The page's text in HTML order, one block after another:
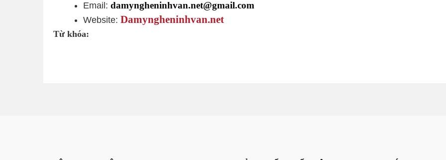
Email: damyngheninhvan.net@gmail.com
Website: Damyngheninhvan.net
Từ khóa: